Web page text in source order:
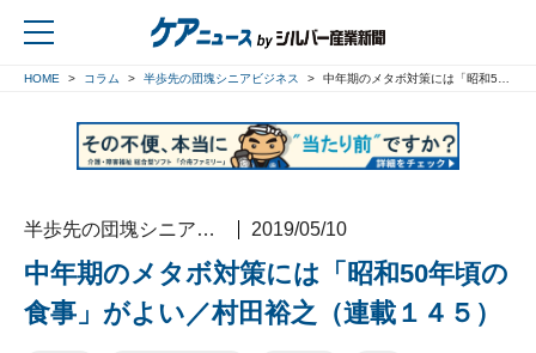
HOME コラム 半歩先の団塊シニアビジネス 中年期のメタボ対策には「昭和50年頃の食事」がよい／村田裕之（連載１４５）
半歩先の団塊シニアビジネス 2019/05/10
中年期のメタボ対策には「昭和50年頃の
食事」がよい／村田裕之（連載１４５）